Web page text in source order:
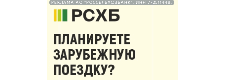
РЕКЛАМА АО "РОССЕЛЬХОЗБАНК". ИНН 772511448.